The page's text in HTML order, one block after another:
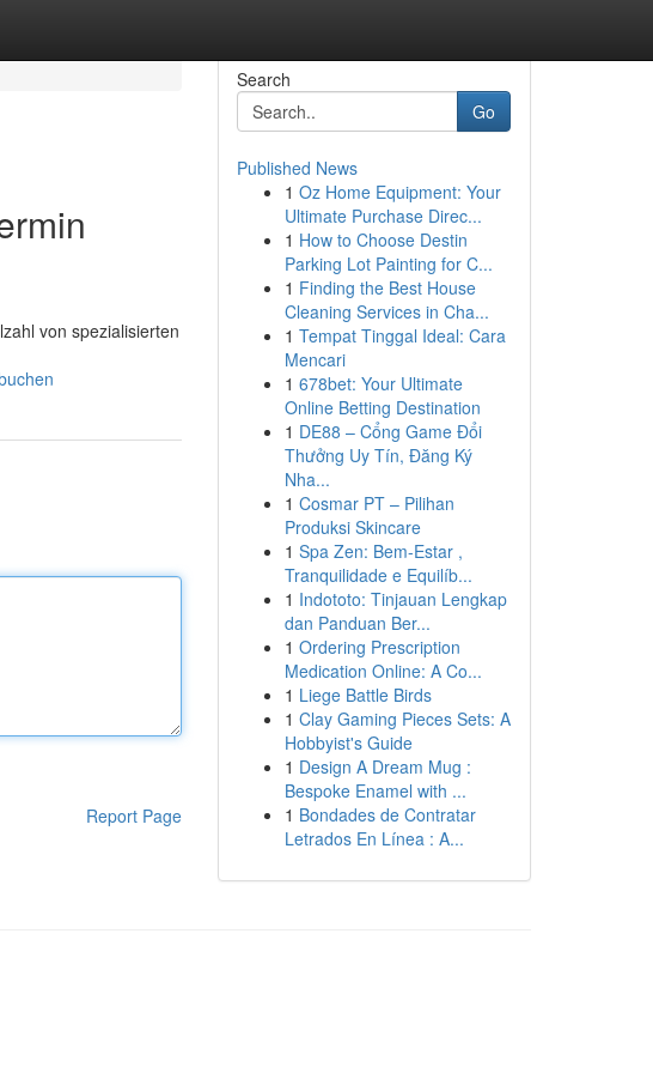
von spezialisierten
Report Page
Search
Go
Published News
1 Oz Home Equipment: Your
Ultimate Purchase Direc...
1 How to Choose Destin
Parking Lot Painting for C...
1 Finding the Best House
Cleaning Services in Cha...
1 Tempat Tinggal Ideal: Cara
Mencari
1 678bet: Your Ultimate
Online Betting Destination
1 DE88 – Cổng Game Đổi
Thưởng Uy Tín, Đăng Ký
Nha...
1 Cosmar PT – Pilihan
Produksi Skincare
1 Spa Zen: Bem-Estar ,
Tranquilidade e Equilíb...
1 Indototo: Tinjauan Lengkap
dan Panduan Ber...
1 Ordering Prescription
Medication Online: A Co...
1 Liege Battle Birds
1 Clay Gaming Pieces Sets: A
Hobbyist's Guide
1 Design A Dream Mug :
Bespoke Enamel with ...
1 Bondades de Contratar
Letrados En Línea : A...